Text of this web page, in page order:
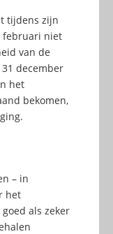
tijdens zijn
februari niet
van de
december
het
bekomen,
– in
het
als zeker